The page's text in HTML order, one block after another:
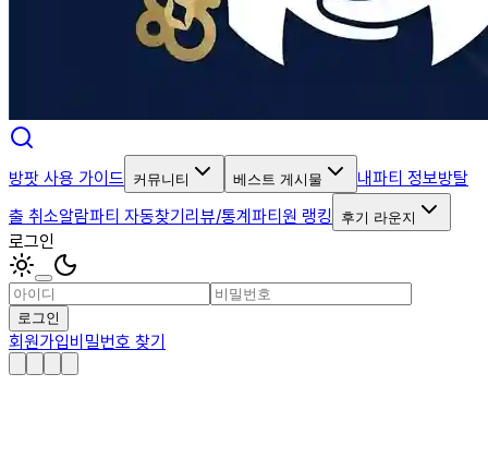
방팟 사용 가이드 커뮤니티 베스트 게시물 내파티 정보방탈
출 취소알람파티 자동찾기리뷰/통계파티원 랭킹 후기 라운지
로그인
로그인
회원가입비밀번호 찾기